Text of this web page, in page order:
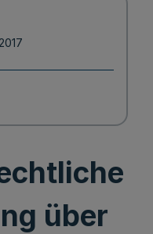
über